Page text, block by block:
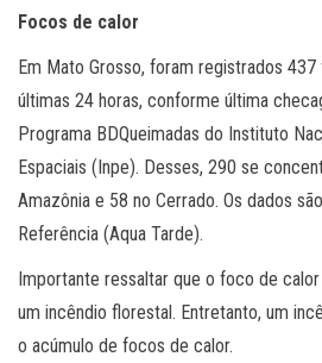
Focos de calor
Em Mato Grosso, foram registrados
últimas 24 horas, conforme última
Programa BDQueimadas do Instituto
Espaciais (Inpe). Desses, 290 se
Amazônia e 58 no Cerrado. Os dados
Referência (Aqua Tarde).
Importante ressaltar que o foco de
um incêndio florestal. Entretanto, um
o acúmulo de focos de calor.